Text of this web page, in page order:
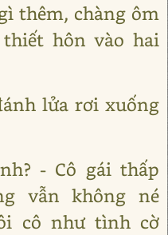
thêm, chàng ôm
hôn vào hai
lửa rơi xuống
- Cô gái thấp
vẫn không né
cô như tình cờ